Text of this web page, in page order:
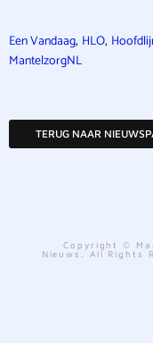
Een Vandaag, HLO,
MantelzorgNL
TERUG NAAR
Copyright ©
Nieuws. All Rights